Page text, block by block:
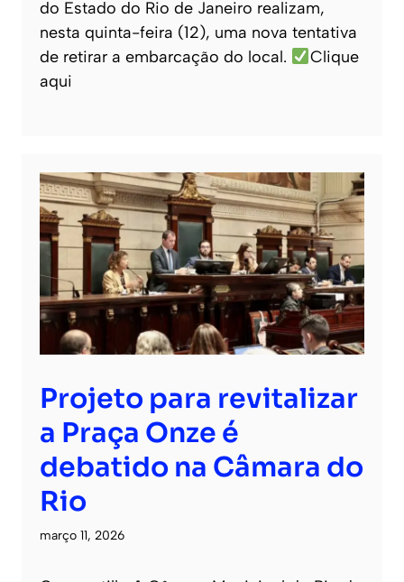
do Estado do Rio de Janeiro realizam,
nesta quinta-feira (12), uma nova tentativa
de retirar a embarcação do local.
Clique
aqui
Projeto para revitalizar
a Praça Onze é
debatido na Câmara do
Rio
março 11, 2026